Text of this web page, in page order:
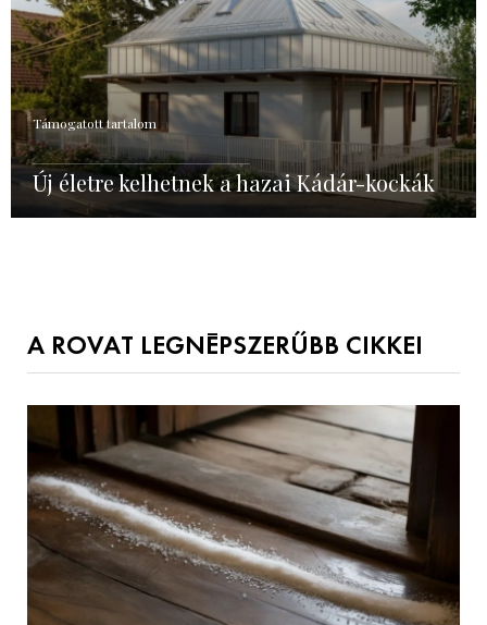
Támogatott tartalom
Új életre kelhetnek a hazai Kádár-kockák
A ROVAT LEGNÉPSZERŰBB CIKKEI